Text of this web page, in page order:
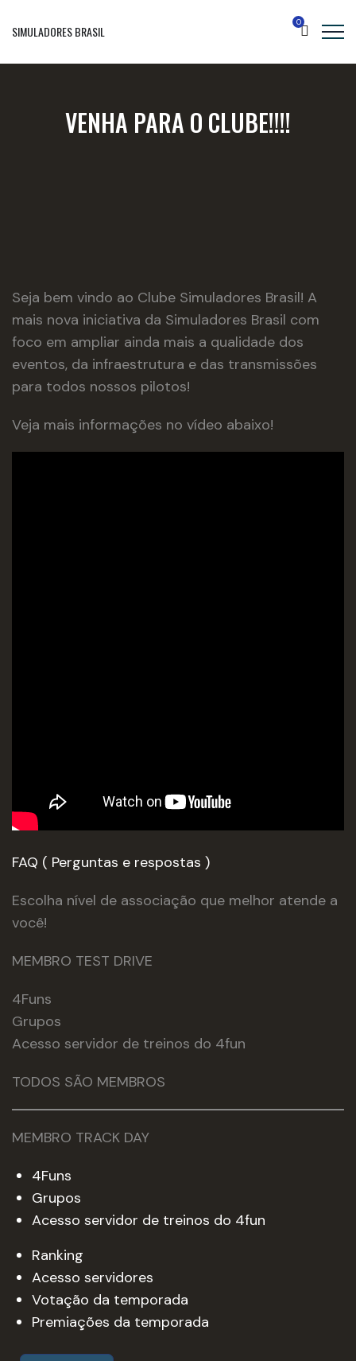
SIMULADORES BRASIL
0
VENHA PARA O CLUBE!!!!
Seja bem vindo ao Clube Simuladores Brasil! A
mais nova iniciativa da Simuladores Brasil com
foco em ampliar ainda mais a qualidade dos
eventos, da infraestrutura e das transmissões
para todos nossos pilotos!
Veja mais informações no vídeo abaixo!
FAQ ( Perguntas e respostas )
Escolha nível de associação que melhor atende a
você!
MEMBRO TEST DRIVE
4Funs
Grupos
Acesso servidor de treinos do 4fun
TODOS SÃO MEMBROS
MEMBRO TRACK DAY
4Funs
Grupos
Acesso servidor de treinos do 4fun
Ranking
Acesso servidores
Votação da temporada
Premiações da temporada